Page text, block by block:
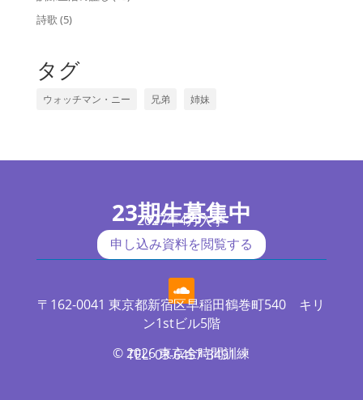
詩歌 (5)
タグ
ウォッチマン・ニー 兄弟 姉妹
23期生募集中
2027年4月入学
申し込み資料を閲覧する
〒162-0041 東京都新宿区早稲田鶴巻町540 キリ
ン1stビル5階
TEL: 03-6457-3491
© 2026 東京全時間訓練